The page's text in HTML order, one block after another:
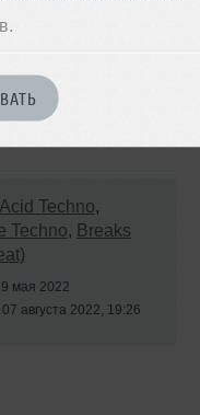
Acid Techno,
Techno, Breaks
мая 2022
августа 2022, 19:26